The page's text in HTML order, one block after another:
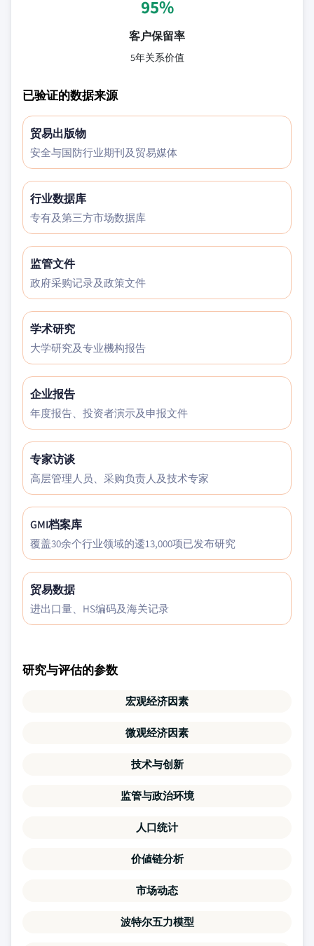
95%
客户保留率
5年关系价值
已验证的数据来源
贸易出版物
安全与国防行业期刊及贸易媒体
行业数据库
专有及第三方市场数据库
监管文件
政府采购记录及政策文件
学术研究
大学研究及专业機构报告
企业报告
年度报告、投资者演示及申报文件
专家访谈
高层管理人员、采购负责人及技术专家
GMI档案库
覆盖30余个行业领域的逶13,000项已发布研究
贸易数据
进出口量、HS编码及海关记录
研究与评估的参数
宏观经济因素
微观经济因素
技术与创新
监管与政治环境
人口统计
价値链分析
市场动态
波特尔五力模型